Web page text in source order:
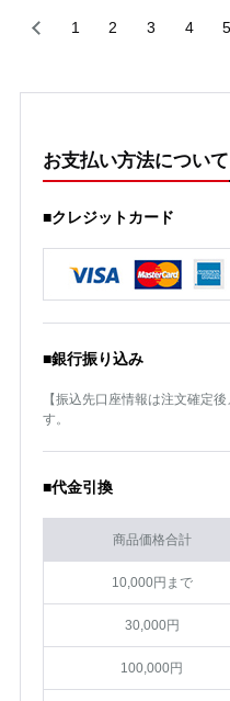
1 2 3 4 5
お支払い方法について
■クレジットカード
■銀行振り込み
【振込先口座情報は注文確定
す。
■代金引換
商品価格合計
10,000円まで
30,000円
100,000円